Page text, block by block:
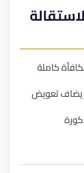
كاملة
تعويض